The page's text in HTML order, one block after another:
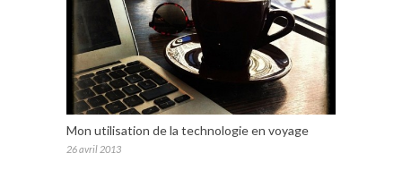
Mon utilisation de la technologie en voyage
26 avril 2013